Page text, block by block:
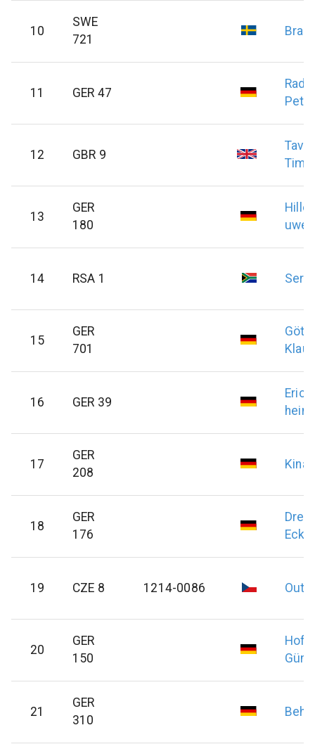
10
SWE
721
11 GER 47
Peter
12 GBR 9
13
GER
180
uwe
14 RSA 1
15
GER
701
Götz
16 GER 39
Erich
heinz
17
GER
208
18
GER
176
19 CZE 8 1214-0086
20
GER
150
21
GER
310